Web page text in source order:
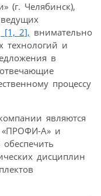
(г. Челябинск),
[1, 2], внимательно
технологий и
в
процессу
являются
«ПРОФИ-А» и
дисциплин